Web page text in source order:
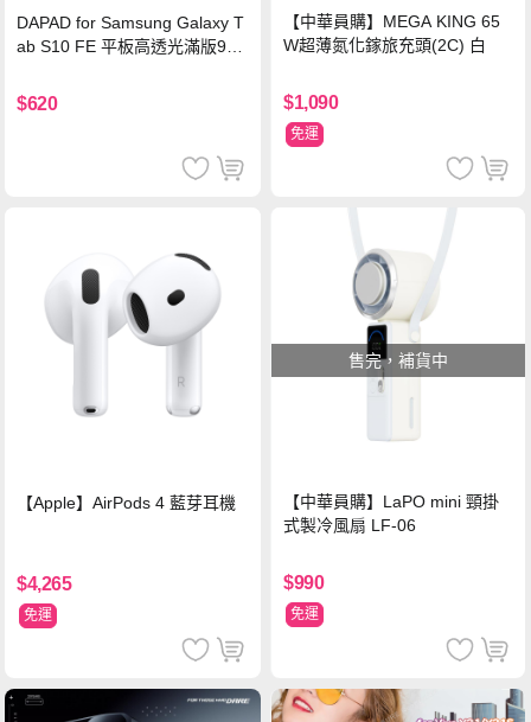
DAPAD for Samsung Galaxy T
ab S10 FE 平板高透光滿版9H
$620
【中華員購】MEGA KING 65
W超薄氮化鎵旅充頭(2C) 白
$1,090
免運
【Apple】AirPods 4 藍芽耳機
$4,265
免運
售完，補貨中
【中華員購】LaPO mini 頸掛
式製冷風扇 LF-06
$990
免運